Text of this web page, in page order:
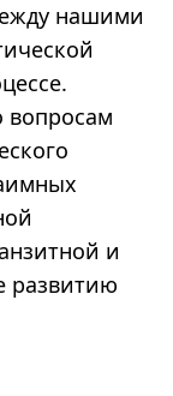
нашими
вопросам
и
развитию